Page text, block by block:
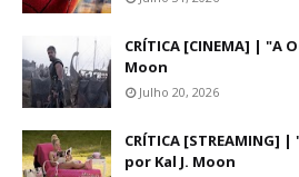
CRÍTICA [CINEMA] | "A
Moon
Julho 20, 2026
CRÍTICA [STREAMING]
por Kal J. Moon